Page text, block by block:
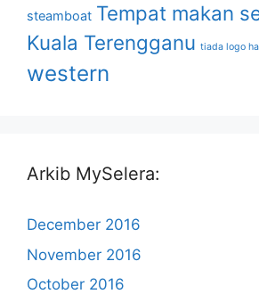
steamboat Tempat makan
Kuala Terengganu tiada logo
western
Arkib MySelera:
December 2016
November 2016
October 2016